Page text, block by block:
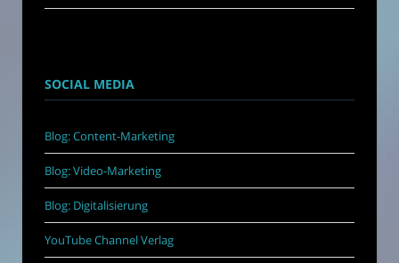
SOCIAL MEDIA
Blog: Content-Marketing
Blog: Video-Marketing
Blog: Digitalisierung
YouTube Channel Verlag